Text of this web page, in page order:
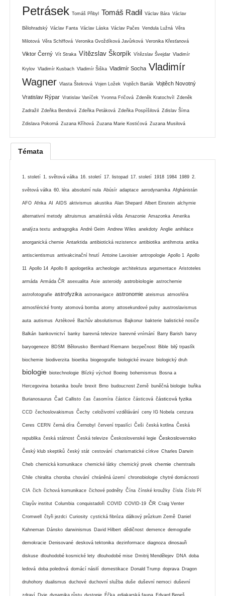
Petrásek Tomáš Přibyl Tomáš Radil Václav Bára Václav
Bělohradský Václav Fanta Václav Láska Václav Pačes Vendula Lužná Věra
Milotová Věra Schiffová Veronika Gvoždíková Javůrková Veronika Křesťanová
Viktor Černý Vít Straka Vítězslav Škorpík Vítězslav Švejdar Vladimír
Krylov Vladimír Kusbach Vladimír Šiška Vladimír Socha Vladimír
Wagner Vlasta Štekrová Vojen Ložek Vojtěch Barták Vojtěch Novotný
Vratislav Rýpar Vratislav Vaníček Yvonna Fričová Zdeněk Kratochvíl Zdeněk
Zadražil Zdeňka Bendová Zdeňka Petáková Zdeňka Pospíšilová Zdislav Šíma
Zdislava Pokorná Zuzana Kříhová Zuzana Marie Kostićová Zuzana Musilová
Témata
1. století 1. světová válka 16. století 17. listopad 17. století 1918 1984 1989 2.
světová válka 60. léta absolutní nula Abúsír adaptace aerodynamika Afghánistán
AFO Afrika AI AIDS aktivismus akustika Alan Shepard Albert Einstein alchymie
alternativní metody altruismus amatérská věda Amazonie Amazonka Amerika
analýza textu andragogika André Geim Andrew Wiles anekdoty Anglie anihilace
anorganická chemie Antarktida antibiotická rezistence antibiotika antihmota antika
antiscientismus antivakcinační hnutí Antoine Lavoisier antropologie Apollo 1 Apollo
11 Apollo 14 Apollo 8 apologetika archeologie architektura argumentace Aristoteles
armáda Armáda ČR asexualita Asie asteroidy astrobiologie astrochemie
astrofotografie astrofyzika astronavigace astronomie ateismus atmosféra
atmosférické fronty atomová bomba atomy attosekundové pulsy austroslavismus
auta autismus Aztékové Bachův absolutismus Bajkonur bakterie balistické nosiče
Balkán bankovnictví banky barevná televize barevné vnímání Barry Barish barvy
baryogeneze BDSM Bělorusko Bernhard Riemann bezpečnost Bible bilý trpaslík
biochemie biodiverzita bioetika biogeografie biologické invaze biologický druh
biologie biotechnologie Blízký východ Boeing bohemismus Bosna a
Hercegovina botanika bouře brexit Brno budoucnost Země buněčná biologie buňka
Burianosaurus Čad Callisto čas časomíra částice částicová částicová fyzika
CCD čechoslovakismus Čechy celoživotní vzdělávání ceny IG Nobela cenzura
Ceres CERN černá díra Černobyl červení trpaslíci Češi česká kotlina Česká
republika česká státnost Česká televize Československé legie Československo
Český klub skeptiků český stát cestování charismatické církve Charles Darwin
Cheb chemická komunikace chemické látky chemický prvek chemie chemtrails
Chile chiralita choroba chování chráněná území chronobiologie chytré domácnosti
CIA čich čichová komunikace čichové podněty Čína čínské kroužky čísla číslo Pí
Clayův institut Columbia conquistadoři COVID COVID-19 ČR Craig Venter
Cromwell čtyři jezdci Curiosity cystická fibróza dálkový průzkum Země Daniel
Kahneman Dánsko darwinismus David Hilbert dědičnost demence demografie
demokracie Denisované desková tektonika dezinformace diagnoza dinosauři
diskuse dlouhodobé kosmické lety dlouhodobé mise Dmitrij Mendělejev DNA doba
ledová doba poledová domácí násilí domestikace Donald Trump doprava Dragon
druhohory dualismus duchové duchovní služba duše duševní nemoci duševní
zdraví Dyje dynamika růstu dystopie Éčka ediakarská fauna Edvard Beneš